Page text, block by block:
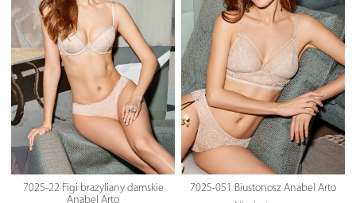
7025-22 Figi brazyliany damskie
Anabel Arto
7025-051 Biustonosz Anabel Arto